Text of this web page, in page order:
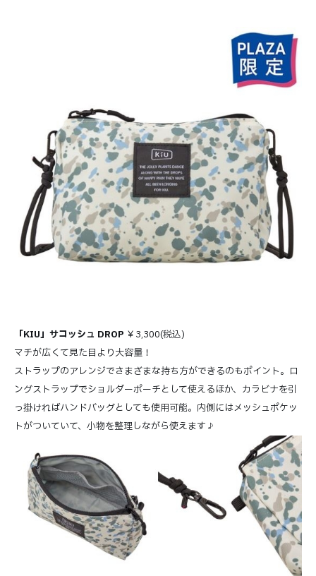
「KIU」サコッシュ DROP ￥3,300(税込)
マチが広くて見た目より大容量！
ストラップのアレンジでさまざまな持ち方ができるのもポイント。ロ
ングストラップでショルダーポーチとして使えるほか、カラビナを引
っ掛ければハンドバッグとしても使用可能。内側にはメッシュポケッ
トがついていて、小物を整理しながら使えます♪